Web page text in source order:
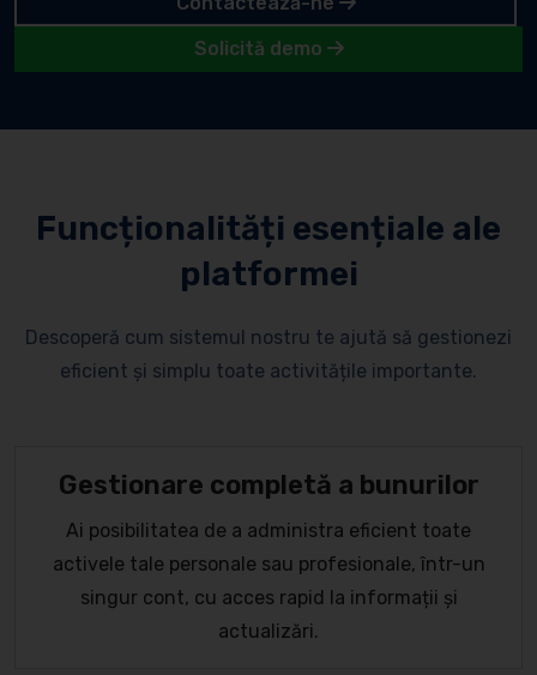
Solicită demo
Funcționalități esențiale ale
platformei
Descoperă cum sistemul nostru te ajută să gestionezi
eficient și simplu toate activitățile importante.
Gestionare completă a bunurilor
Ai posibilitatea de a administra eficient toate
activele tale personale sau profesionale, într-un
singur cont, cu acces rapid la informații și
actualizări.